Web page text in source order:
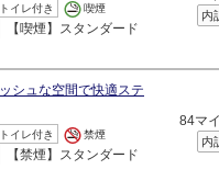
イレ付き
喫煙
【喫煙】スタンダード
内
シュな空間で快適ステ
イレ付き
禁煙
【禁煙】スタンダード
84マ
内